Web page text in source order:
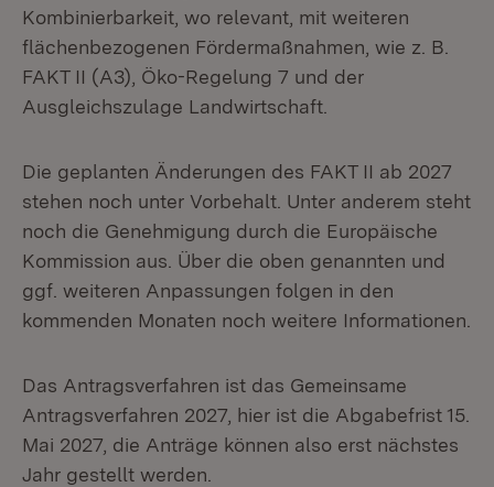
Kombinierbarkeit, wo relevant, mit weiteren
flächenbezogenen Fördermaßnahmen, wie z. B.
FAKT II (A3), Öko-Regelung 7 und der
Ausgleichszulage Landwirtschaft.
Die geplanten Änderungen des FAKT II ab 2027
stehen noch unter Vorbehalt. Unter anderem steht
noch die Genehmigung durch die Europäische
Kommission aus. Über die oben genannten und
ggf. weiteren Anpassungen folgen in den
kommenden Monaten noch weitere Informationen.
Das Antragsverfahren ist das Gemeinsame
Antragsverfahren 2027, hier ist die Abgabefrist 15.
Mai 2027, die Anträge können also erst nächstes
Jahr gestellt werden.